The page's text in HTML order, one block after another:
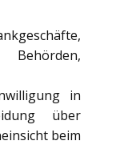
in
über
beim